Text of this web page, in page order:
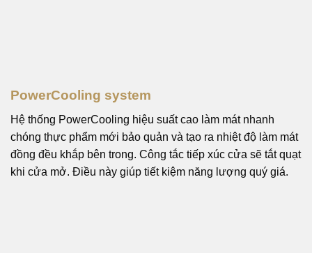
PowerCooling system
Hệ thống PowerCooling hiệu suất cao làm mát nhanh
chóng thực phẩm mới bảo quản và tạo ra nhiệt độ làm mát
đồng đều khắp bên trong. Công tắc tiếp xúc cửa sẽ tắt quạt
khi cửa mở. Điều này giúp tiết kiệm năng lượng quý giá.